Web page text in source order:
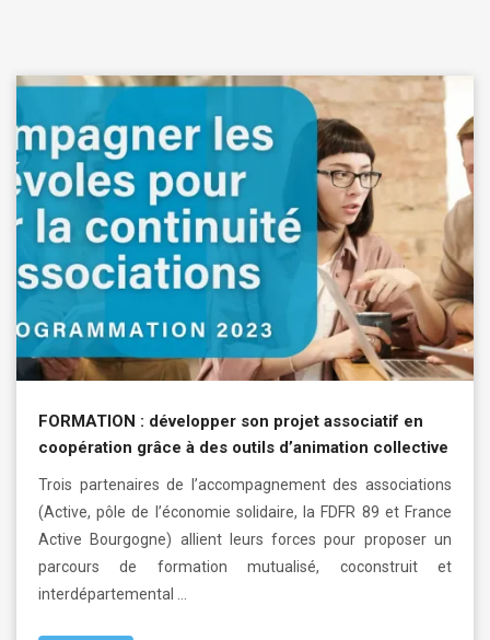
FORMATION : développer son projet associatif en
coopération grâce à des outils d’animation collective
Trois partenaires de l’accompagnement des associations
(Active, pôle de l’économie solidaire, la FDFR 89 et France
Active Bourgogne) allient leurs forces pour proposer un
parcours de formation mutualisé, coconstruit et
interdépartemental …